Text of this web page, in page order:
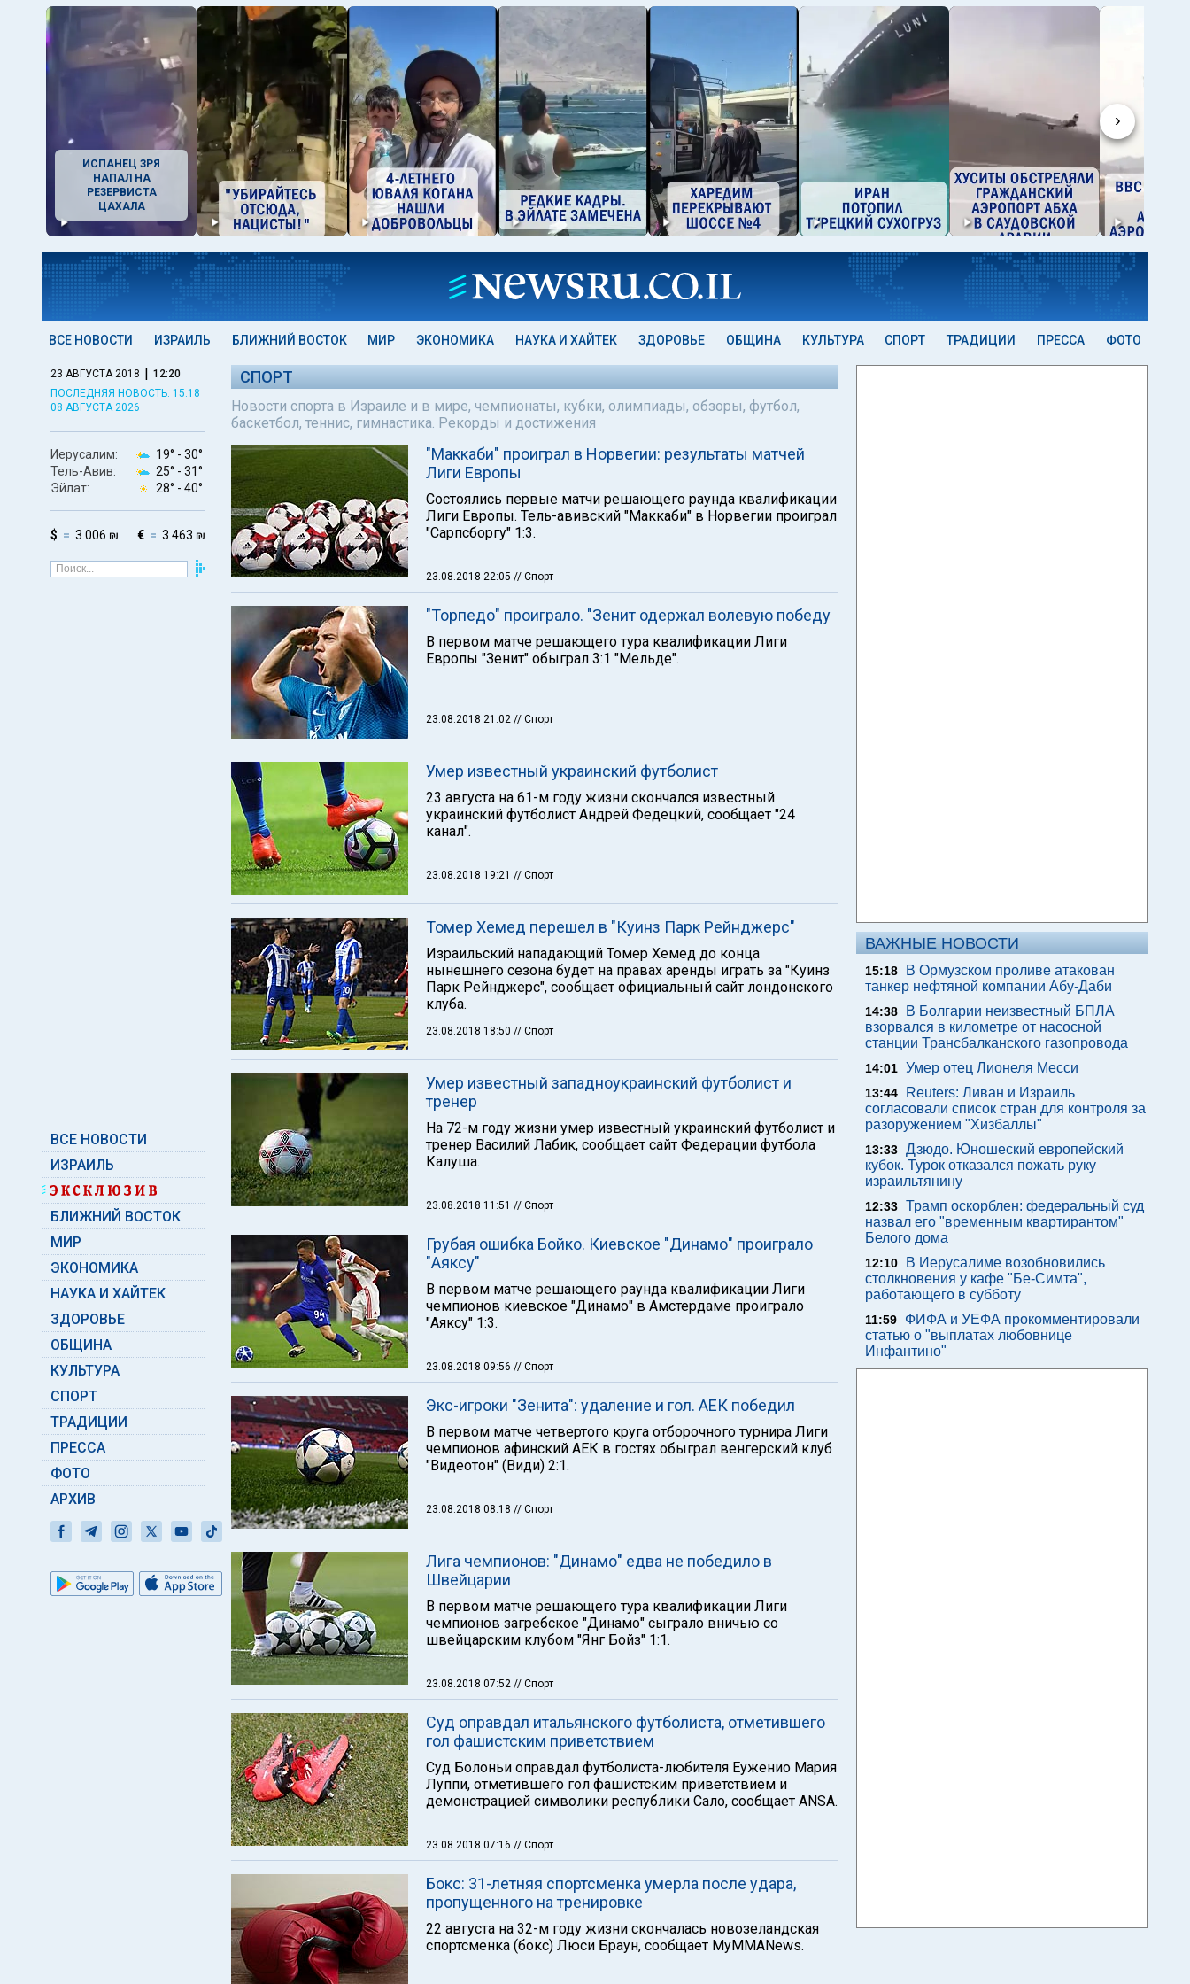
›
ИСПАНЕЦ ЗРЯ
НАПАЛ НА
РЕЗЕРВИСТА
ЦАХАЛА
ВСЕ НОВОСТИ ИЗРАИЛЬ БЛИЖНИЙ ВОСТОК МИР ЭКОНОМИКА НАУКА И ХАЙТЕК ЗДОРОВЬЕ ОБЩИНА КУЛЬТУРА СПОРТ ТРАДИЦИИ ПРЕССА ФОТО
23 АВГУСТА 2018 | 12:20
ПОСЛЕДНЯЯ НОВОСТЬ: 15:18
08 АВГУСТА 2026
Иерусалим: 19° - 30°
Тель-Авив:
25° - 31°
Эйлат:
28° - 40°
$ 3.006 ₪ € 3.463 ₪
ВСЕ НОВОСТИ
ИЗРАИЛЬ
БЛИЖНИЙ ВОСТОК
МИР
ЭКОНОМИКА
НАУКА И ХАЙТЕК
ЗДОРОВЬЕ
ОБЩИНА
КУЛЬТУРА
СПОРТ
ТРАДИЦИИ
ПРЕССА
ФОТО
АРХИВ
СПОРТ
Новости спорта в Израиле и в мире, чемпионаты, кубки, олимпиады, обзоры, футбол,
баскетбол, теннис, гимнастика. Рекорды и достижения
"Маккаби" проиграл в Норвегии: результаты матчей
Лиги Европы
Состоялись первые матчи решающего раунда квалификации
Лиги Европы. Тель-авивский "Маккаби" в Норвегии проиграл
"Сарпсборгу" 1:3.
23.08.2018 22:05 // Спорт
"Торпедо" проиграло. "Зенит одержал волевую победу
В первом матче решающего тура квалификации Лиги
Европы "Зенит" обыграл 3:1 "Мельде".
23.08.2018 21:02 // Спорт
Умер известный украинский футболист
23 августа на 61-м году жизни скончался известный
украинский футболист Андрей Федецкий, сообщает "24
канал".
23.08.2018 19:21 // Спорт
Томер Хемед перешел в "Куинз Парк Рейнджерс"
Израильский нападающий Томер Хемед до конца
нынешнего сезона будет на правах аренды играть за "Куинз
Парк Рейнджерс", сообщает официальный сайт лондонского
клуба.
23.08.2018 18:50 // Спорт
Умер известный западноукраинский футболист и
тренер
На 72-м году жизни умер известный украинский футболист и
тренер Василий Лабик, сообщает сайт Федерации футбола
Калуша.
23.08.2018 11:51 // Спорт
Грубая ошибка Бойко. Киевское "Динамо" проиграло
"Аяксу"
В первом матче решающего раунда квалификации Лиги
чемпионов киевское "Динамо" в Амстердаме проиграло
"Аяксу" 1:3.
23.08.2018 09:56 // Спорт
Экс-игроки "Зенита": удаление и гол. АЕК победил
В первом матче четвертого круга отборочного турнира Лиги
чемпионов афинский АЕК в гостях обыграл венгерский клуб
"Видеотон" (Види) 2:1.
23.08.2018 08:18 // Спорт
Лига чемпионов: "Динамо" едва не победило в
Швейцарии
В первом матче решающего тура квалификации Лиги
чемпионов загребское "Динамо" сыграло вничью со
швейцарским клубом "Янг Бойз" 1:1.
23.08.2018 07:52 // Спорт
Суд оправдал итальянского футболиста, отметившего
гол фашистским приветствием
Суд Болоньи оправдал футболиста-любителя Еуженио Мария
Луппи, отметившего гол фашистским приветствием и
демонстрацией символики республики Сало, сообщает ANSA.
23.08.2018 07:16 // Спорт
Бокс: 31-летняя спортсменка умерла после удара,
пропущенного на тренировке
22 августа на 32-м году жизни скончалась новозеландская
спортсменка (бокс) Люси Браун, сообщает MyMMANews.
ВАЖНЫЕ НОВОСТИ
15:18
В Ормузском проливе атакован
танкер нефтяной компании Абу-Даби
14:38
В Болгарии неизвестный БПЛА
взорвался в километре от насосной
станции Трансбалканского газопровода
14:01 Умер отец Лионеля Месси
13:44
Reuters: Ливан и Израиль
согласовали список стран для контроля за
разоружением "Хизбаллы"
13:33 Дзюдо. Юношеский европейский
кубок. Турок отказался пожать руку
израильтянину
12:33 Трамп оскорблен: федеральный суд
назвал его "временным квартирантом"
Белого дома
12:10
В Иерусалиме возобновились
столкновения у кафе "Бе-Симта",
работающего в субботу
11:59
ФИФА и УЕФА прокомментировали
статью о "выплатах любовнице
Инфантино"